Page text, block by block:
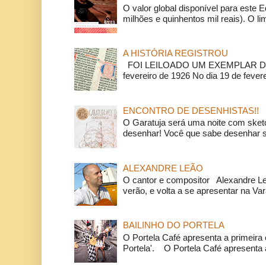
O valor global disponível para este
milhões e quinhentos mil reais). O
A HISTÓRIA REGISTROU
FOI LEILOADO UM EXEMPLAR
fevereiro de 1926 No dia 19 de
ENCONTRO DE DESENHISTAS!!
O Garatuja será uma noite com
desenhar! Você que sabe desenhar
ALEXANDRE LEÃO
O cantor e compositor Alexandre
verão, e volta a se apresentar na
BAILINHO DO PORTELA
O Portela Café apresenta a
Portela'. O Portela Café apresenta